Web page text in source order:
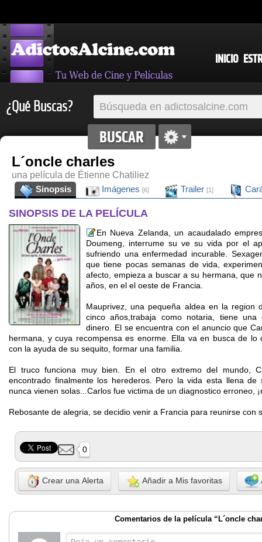
INICIO
¿Qué Buscas?
L´oncle charles
una película de Étienne Chatiliez
Sinopsis
Imágenes [6] Trailer [1]
SINOPSIS DE LA PELÍCULA
En Nueva Zelanda, un acaudalado
Doumeng, interrume su ve su vida por el
sufriendo una enfermedad incurable.
que tiene pocas semanas de vida,
afecto, empieza a buscar a su hermana, que
años, en el el oeste de Francia.
Mauprivez, una pequeña aldea en la region
cinco años,trabaja como notaria, tiene
dinero. El se encuentra con el anuncio que
hermana, y cuya recompensa es enorme. Ella va en busca de lo
con la ayuda de su sequito, formar una familia.
El truco funciona muy bien. En el otro extremo del mundo,
encontrado finalmente los herederos. Pero la vida esta llena de
nunca vienen solas...Carlos fue victima de un diagnostico erroneo,
Rebosante de alegria, se decidio venir a Francia para reunirse con
0
Crear una Alerta Añadir a Mis favoritas
Comentarios de la película “L´oncle